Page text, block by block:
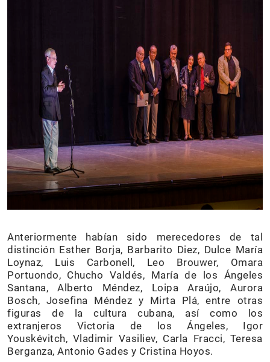
Anteriormente habían sido merecedores de tal
distinción Esther Borja, Barbarito Diez, Dulce María
Loynaz, Luis Carbonell, Leo Brouwer, Omara
Portuondo, Chucho Valdés, María de los Ángeles
Santana, Alberto Méndez, Loipa Araújo, Aurora
Bosch, Josefina Méndez y Mirta Plá, entre otras
figuras de la cultura cubana, así como los
extranjeros Victoria de los Ángeles, Igor
Youskévitch, Vladimir Vasiliev, Carla Fracci, Teresa
Berganza, Antonio Gades y Cristina Hoyos.